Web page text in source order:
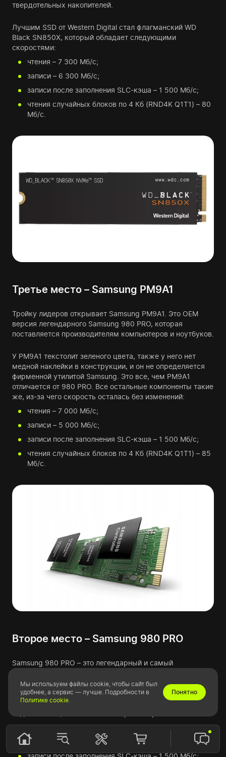
твердотельных накопителей.
Лучшим SSD от Western Digital стал флагманский WD
Black SN850X, который обладает следующими
скоростями:
чтения – 7 300 Мб/с;
записи – 6 300 Мб/с;
записи после заполнения SLC-кэша – 1 500 Мб/с;
чтения случайных блоков по 4 Кб (RND4K Q1T1) – 80
Мб/с.
Третье место – Samsung PM9A1
Тройку лидеров открывает Samsung PM9A1. Это OEM
версия легендарного Samsung 980 PRO, которая
поставляется производителям компьютеров и ноутбуков.
У PM9A1 текстолит зеленого цвета, также у него нет
медной наклейки в конструкции, и он не определяется
фирменной утилитой Samsung. Это все, чем PM9A1
отличается от 980 PRO. Все остальные компоненты такие
же, из-за чего скорость осталась без изменений:
чтения – 7 000 Мб/с;
записи – 5 000 Мб/с;
записи после заполнения SLC-кэша – 1 500 Мб/с;
чтения случайных блоков по 4 Кб (RND4K Q1T1) – 85
Мб/с.
Второе место – Samsung 980 PRO
Samsung 980 PRO – это легендарный и самый
подключения PCI-E 4.0. Он успешно прошел проверку
временем и продолжает пользоваться огромным
спросом. Этот SSD отличается не только превосходной
чтения – 7 000 Мб/с;
записи – 5 000 Мб/с;
Мы используем файлы cookie, чтобы сайт был
удобнее, а сервис — лучше. Подробности в
Политике cookie.
Понятно